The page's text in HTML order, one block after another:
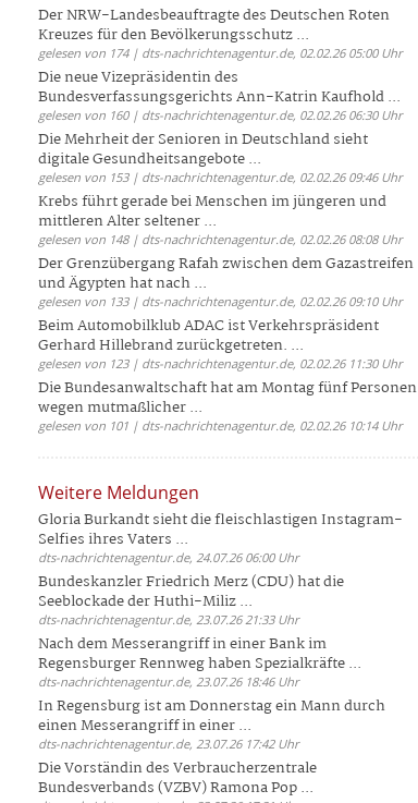
Der NRW-Landesbeauftragte des Deutschen Roten
Kreuzes für den Bevölkerungsschutz ...
gelesen von 174 | dts-nachrichtenagentur.de, 02.02.26 05:00 Uhr
Die neue Vizepräsidentin des
Bundesverfassungsgerichts Ann-Katrin Kaufhold ...
gelesen von 160 | dts-nachrichtenagentur.de, 02.02.26 06:30 Uhr
Die Mehrheit der Senioren in Deutschland sieht
digitale Gesundheitsangebote ...
gelesen von 153 | dts-nachrichtenagentur.de, 02.02.26 09:46 Uhr
Krebs führt gerade bei Menschen im jüngeren und
mittleren Alter seltener ...
gelesen von 148 | dts-nachrichtenagentur.de, 02.02.26 08:08 Uhr
Der Grenzübergang Rafah zwischen dem Gazastreifen
und Ägypten hat nach ...
gelesen von 133 | dts-nachrichtenagentur.de, 02.02.26 09:10 Uhr
Beim Automobilklub ADAC ist Verkehrspräsident
Gerhard Hillebrand zurückgetreten. ...
gelesen von 123 | dts-nachrichtenagentur.de, 02.02.26 11:30 Uhr
Die Bundesanwaltschaft hat am Montag fünf Personen
wegen mutmaßlicher ...
gelesen von 101 | dts-nachrichtenagentur.de, 02.02.26 10:14 Uhr
Weitere Meldungen
Gloria Burkandt sieht die fleischlastigen Instagram-
Selfies ihres Vaters ...
dts-nachrichtenagentur.de, 24.07.26 06:00 Uhr
Bundeskanzler Friedrich Merz (CDU) hat die
Seeblockade der Huthi-Miliz ...
dts-nachrichtenagentur.de, 23.07.26 21:33 Uhr
Nach dem Messerangriff in einer Bank im
Regensburger Rennweg haben Spezialkräfte ...
dts-nachrichtenagentur.de, 23.07.26 18:46 Uhr
In Regensburg ist am Donnerstag ein Mann durch
einen Messerangriff in einer ...
dts-nachrichtenagentur.de, 23.07.26 17:42 Uhr
Die Vorständin des Verbraucherzentrale
Bundesverbands (VZBV) Ramona Pop ...